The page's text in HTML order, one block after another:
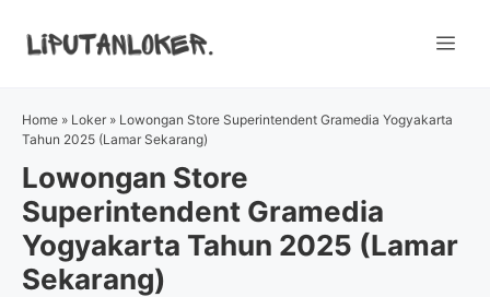
Home » Loker » Lowongan Store Superintendent Gramedia Yogyakarta
Tahun 2025 (Lamar Sekarang)
Lowongan Store
Superintendent Gramedia
Yogyakarta Tahun 2025 (Lamar
Sekarang)